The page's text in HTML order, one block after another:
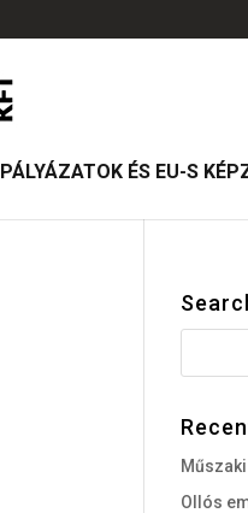
PÁLYÁZATOK ÉS EU-S
Ollós